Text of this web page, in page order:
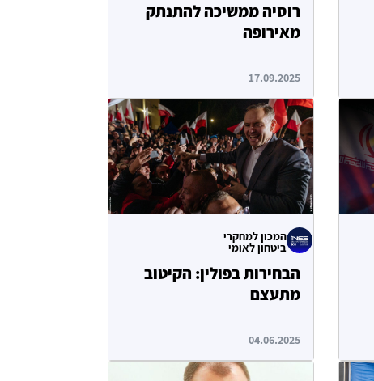
רוסיה ממשיכה להתנתק
מאירופה
17.09.2025
המכון למחקרי
ביטחון לאומי
הבחירות בפולין: הקיטוב
מתעצם
04.06.2025